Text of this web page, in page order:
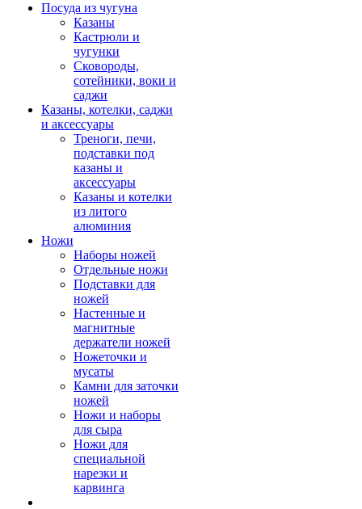
Посуда из чугуна
Казаны
Кастрюли и
чугунки
Сковороды,
сотейники, воки и
саджи
Казаны, котелки, саджи
и аксессуары
Треноги, печи,
подставки под
казаны и
аксессуары
Казаны и котелки
из литого
алюминия
Ножи
Наборы ножей
Отдельные ножи
Подставки для
ножей
Настенные и
магнитные
держатели ножей
Ножеточки и
мусаты
Камни для заточки
ножей
Ножи и наборы
для сыра
Ножи для
специальной
нарезки и
карвинга